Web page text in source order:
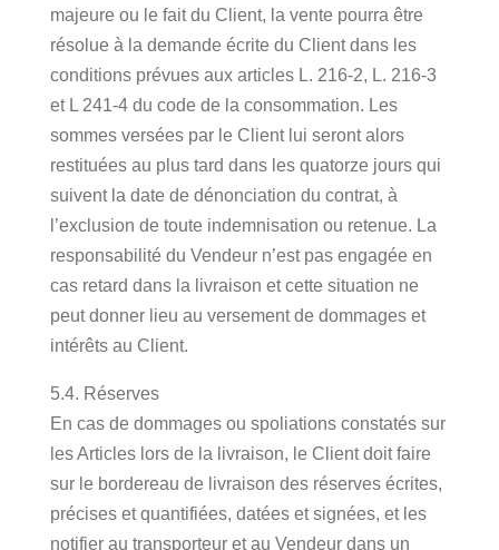
majeure ou le fait du Client, la vente pourra être
résolue à la demande écrite du Client dans les
conditions prévues aux articles L. 216-2, L. 216-3
et L 241-4 du code de la consommation. Les
sommes versées par le Client lui seront alors
restituées au plus tard dans les quatorze jours qui
suivent la date de dénonciation du contrat, à
l’exclusion de toute indemnisation ou retenue. La
responsabilité du Vendeur n’est pas engagée en
cas retard dans la livraison et cette situation ne
peut donner lieu au versement de dommages et
intérêts au Client.
5.4. Réserves
En cas de dommages ou spoliations constatés sur
les Articles lors de la livraison, le Client doit faire
sur le bordereau de livraison des réserves écrites,
précises et quantifiées, datées et signées, et les
notifier au transporteur et au Vendeur dans un